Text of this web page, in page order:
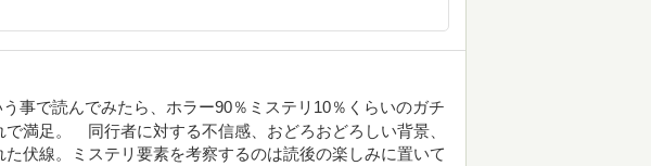
事で読んでみたら、ホラー90％ミステリ10％くらいのガチ
満足。 同行者に対する不信感、おどろおどろしい背景、
伏線。ミステリ要素を考察するのは読後の楽しみに置いて